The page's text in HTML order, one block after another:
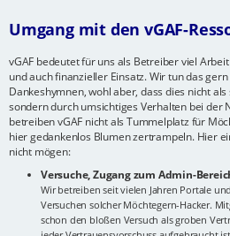
Umgang mit den vGAF-
vGAF bedeutet für uns als Betreiber viel
und auch finanzieller Einsatz. Wir tun das
Dankeshymnen, wohl aber, dass dies nicht
sondern durch umsichtiges Verhalten bei der
betreiben vGAF nicht als Tummelplatz für
hier gedankenlos Blumen zertrampeln. Hier
nicht mögen:
Versuche, Zugang zum Admin-
Wir betreiben seit vielen Jahren Portale
Versuchen solcher Möchtegern-Hacker.
schon den bloßen Versuch als groben